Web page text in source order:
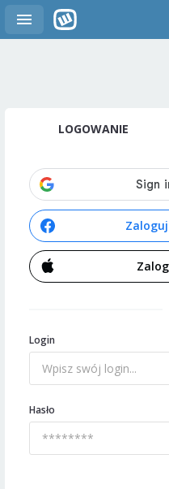
LOGOWANIE
Login
Hasło